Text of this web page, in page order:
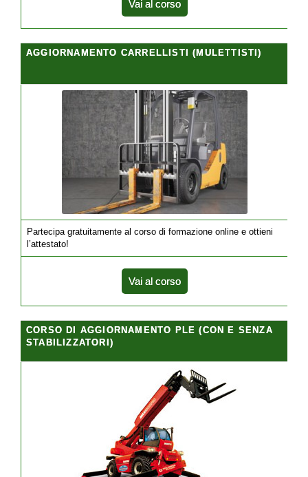
Vai al corso
AGGIORNAMENTO CARRELLISTI (MULETTISTI)
Partecipa gratuitamente al corso di formazione online e ottieni
l’attestato!
Vai al corso
CORSO DI AGGIORNAMENTO PLE (CON E SENZA
STABILIZZATORI)